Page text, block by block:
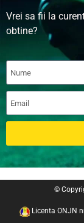
Vrei sa fii la
obtine?
©
Licenta ONJN